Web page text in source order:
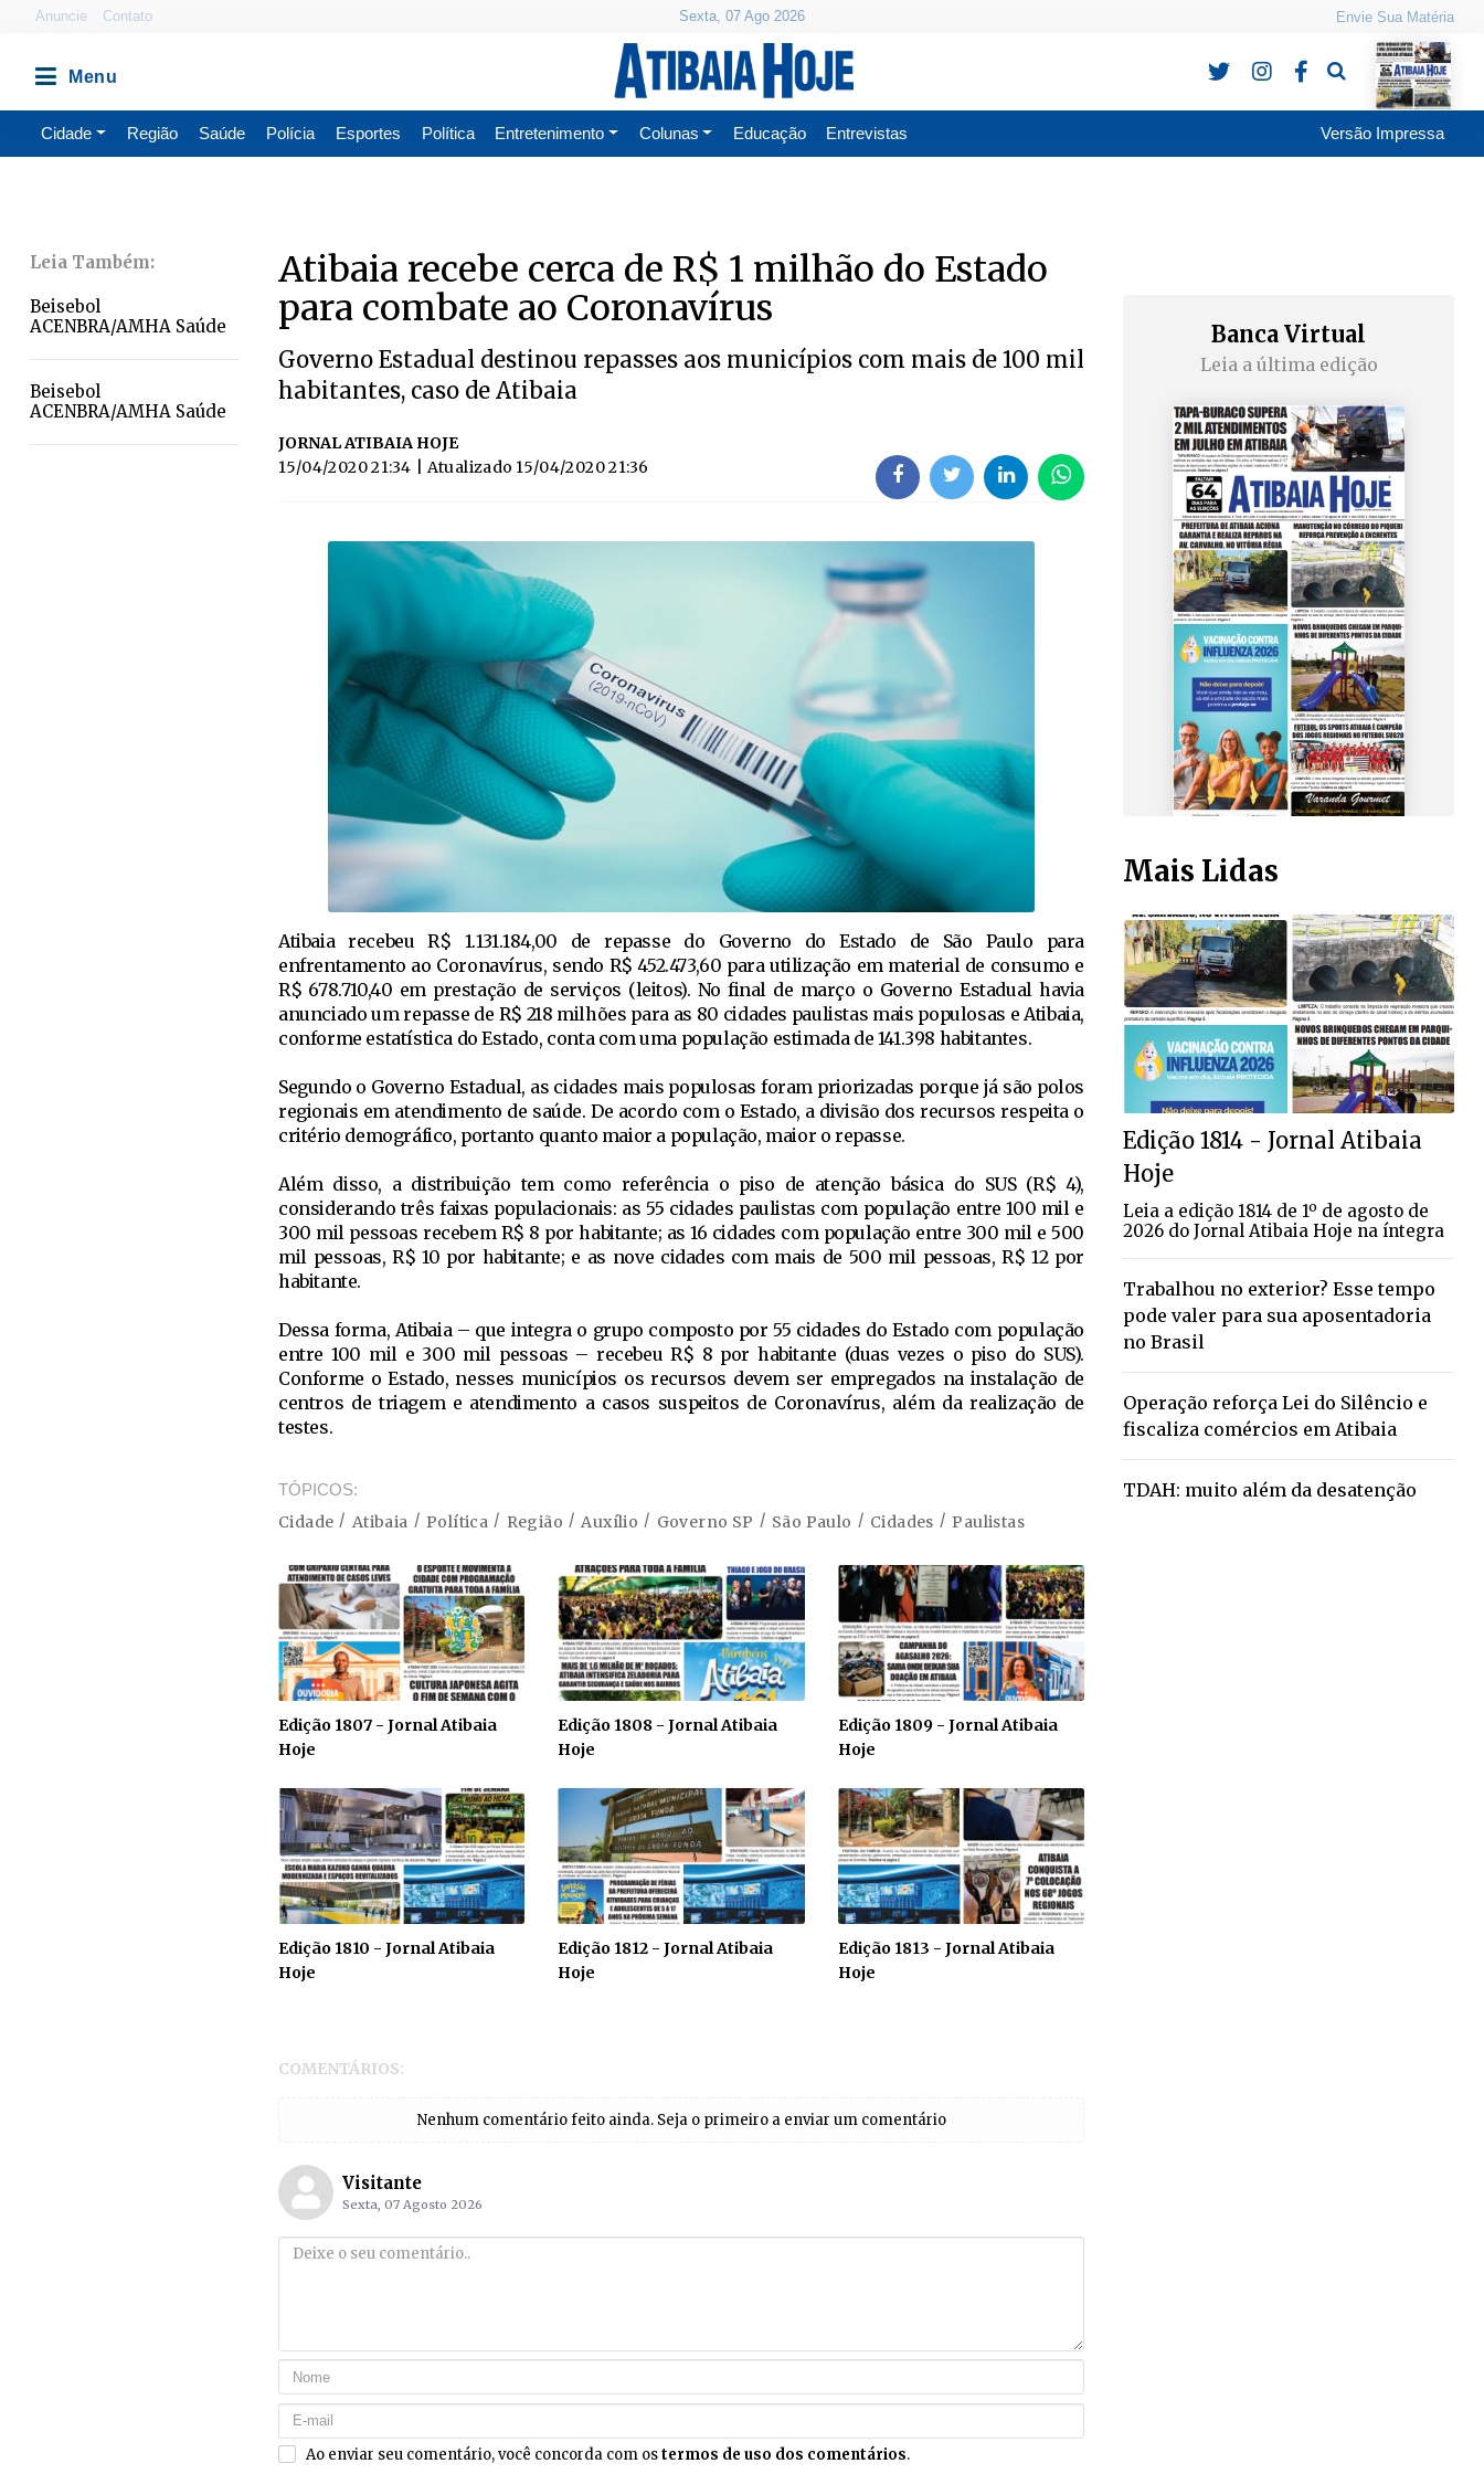
Anuncie Contato Sexta, 07 Ago 2026 Envie Sua Matéria
Pesquisa
Cidade Região Saúde Polícia Esportes Política Entretenimento Colunas Educação Entrevistas Versão Impressa
Beisebol
ACENBRA/AMHA Saúde
Beisebol
ACENBRA/AMHA Saúde
Atibaia recebe cerca de R$ 1 milhão do Estado
para combate ao Coronavírus
Governo Estadual destinou repasses aos municípios com mais de 100 mil
habitantes, caso de Atibaia
JORNAL ATIBAIA HOJE
15/04/2020 21:34
| Atualizado 15/04/2020 21:36
Atibaia recebeu R$ 1.131.184,00 de repasse do Governo do Estado de São Paulo para
enfrentamento ao Coronavírus, sendo R$ 452.473,60 para utilização em material de consumo e
R$ 678.710,40 em prestação de serviços (leitos). No final de março o Governo Estadual havia
anunciado um repasse de R$ 218 milhões para as 80 cidades paulistas mais populosas e Atibaia,
conforme estatística do Estado, conta com uma população estimada de 141.398 habitantes.
Segundo o Governo Estadual, as cidades mais populosas foram priorizadas porque já são polos
regionais em atendimento de saúde. De acordo com o Estado, a divisão dos recursos respeita o
critério demográfico, portanto quanto maior a população, maior o repasse.
Além disso, a distribuição tem como referência o piso de atenção básica do SUS (R$ 4),
considerando três faixas populacionais: as 55 cidades paulistas com população entre 100 mil e
300 mil pessoas recebem R$ 8 por habitante; as 16 cidades com população entre 300 mil e 500
mil pessoas, R$ 10 por habitante; e as nove cidades com mais de 500 mil pessoas, R$ 12 por
habitante.
Dessa forma, Atibaia – que integra o grupo composto por 55 cidades do Estado com população
entre 100 mil e 300 mil pessoas – recebeu R$ 8 por habitante (duas vezes o piso do SUS).
Conforme o Estado, nesses municípios os recursos devem ser empregados na instalação de
centros de triagem e atendimento a casos suspeitos de Coronavírus, além da realização de
testes.
TÓPICOS
Cidade Atibaia Política Região Auxílio Governo SP São Paulo Cidades Paulistas
Edição 1807 - Jornal Atibaia
Hoje
Edição 1808 - Jornal Atibaia
Hoje
Edição 1809 - Jornal Atibaia
Hoje
Edição 1810 - Jornal Atibaia
Hoje
Edição 1812 - Jornal Atibaia
Hoje
Edição 1813 - Jornal Atibaia
Hoje
COMENTÁRIOS:
Nenhum comentário feito ainda. Seja o primeiro a enviar um comentário
Visitante
Sexta, 07 Agosto 2026
Ao enviar seu comentário, você concorda com ostermos de uso dos comentários.
Banca Virtual
Leia a última edição
Mais Lidas
Edição 1814 - Jornal Atibaia
Hoje
Leia a edição 1814 de 1º de agosto de
2026 do Jornal Atibaia Hoje na íntegra
Trabalhou no exterior? Esse tempo
pode valer para sua aposentadoria
no Brasil
Operação reforça Lei do Silêncio e
fiscaliza comércios em Atibaia
TDAH: muito além da desatenção